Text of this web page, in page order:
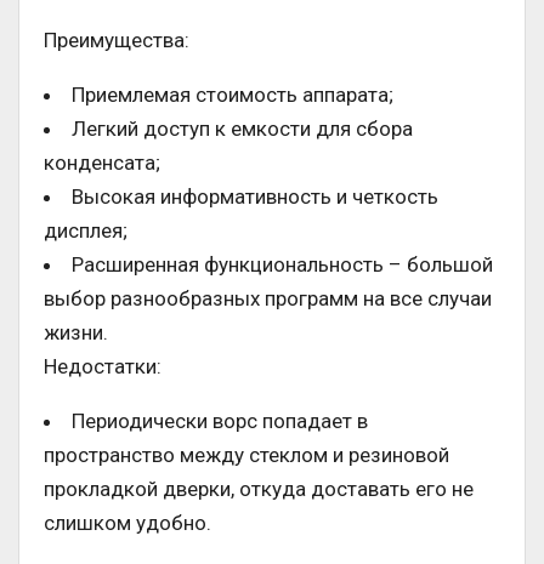
Преимущества:
Приемлемая стоимость аппарата;
Легкий доступ к емкости для сбора
конденсата;
Высокая информативность и четкость
дисплея;
Расширенная функциональность – большой
выбор разнообразных программ на все случаи
жизни.
Недостатки:
Периодически ворс попадает в
пространство между стеклом и резиновой
прокладкой дверки, откуда доставать его не
слишком удобно.